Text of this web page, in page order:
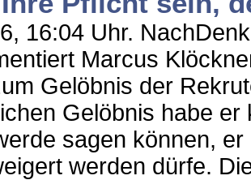
16:04 Uhr.
Marcus
Gelöbnis der
Gelöbnis habe
sagen können,
werden dürfe.